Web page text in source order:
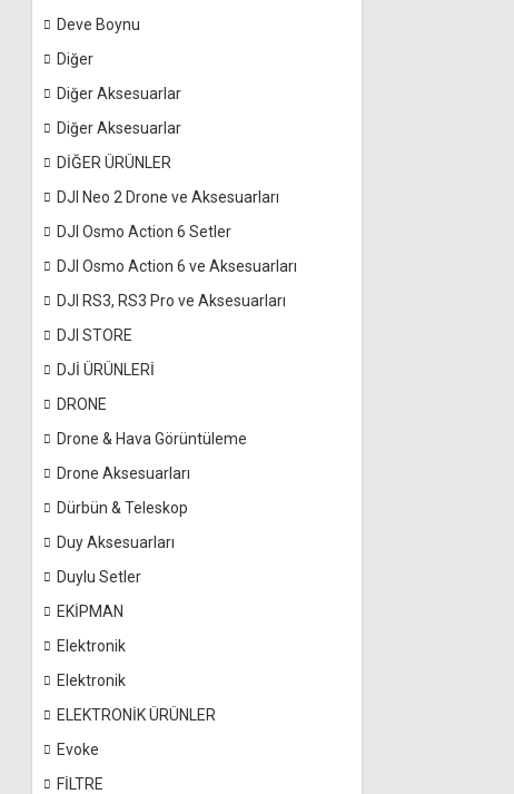
Deve Boynu
Diğer
Diğer Aksesuarlar
Diğer Aksesuarlar
DİĞER ÜRÜNLER
DJI Neo 2 Drone ve Aksesuarları
DJI Osmo Action 6 Setler
DJI Osmo Action 6 ve Aksesuarları
DJI RS3, RS3 Pro ve Aksesuarları
DJI STORE
DJİ ÜRÜNLERİ
DRONE
Drone & Hava Görüntüleme
Drone Aksesuarları
Dürbün & Teleskop
Duy Aksesuarları
Duylu Setler
EKİPMAN
Elektronik
Elektronik
ELEKTRONİK ÜRÜNLER
Evoke
FİLTRE